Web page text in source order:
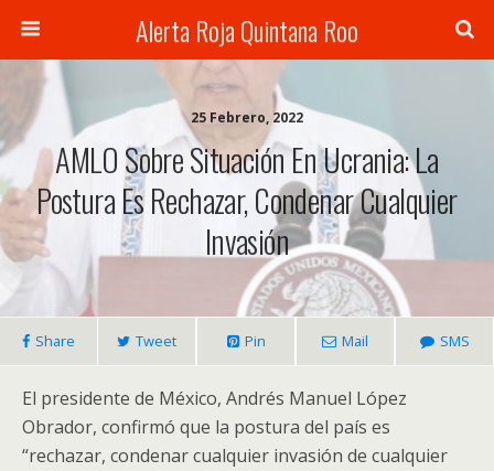
Alerta Roja Quintana Roo
25 Febrero, 2022
AMLO Sobre Situación En Ucrania: La
Postura Es Rechazar, Condenar Cualquier
Invasión
Share Tweet Pin Mail SMS
El presidente de México, Andrés Manuel López
Obrador, confirmó que la postura del país es
“rechazar, condenar cualquier invasión de cualquier